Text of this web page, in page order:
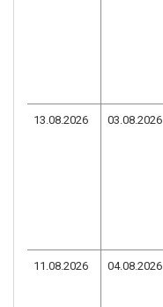
13.08.2026 03.08.2026
11.08.2026 04.08.2026